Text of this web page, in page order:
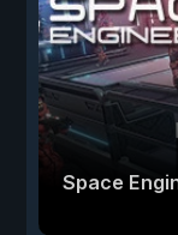
Space